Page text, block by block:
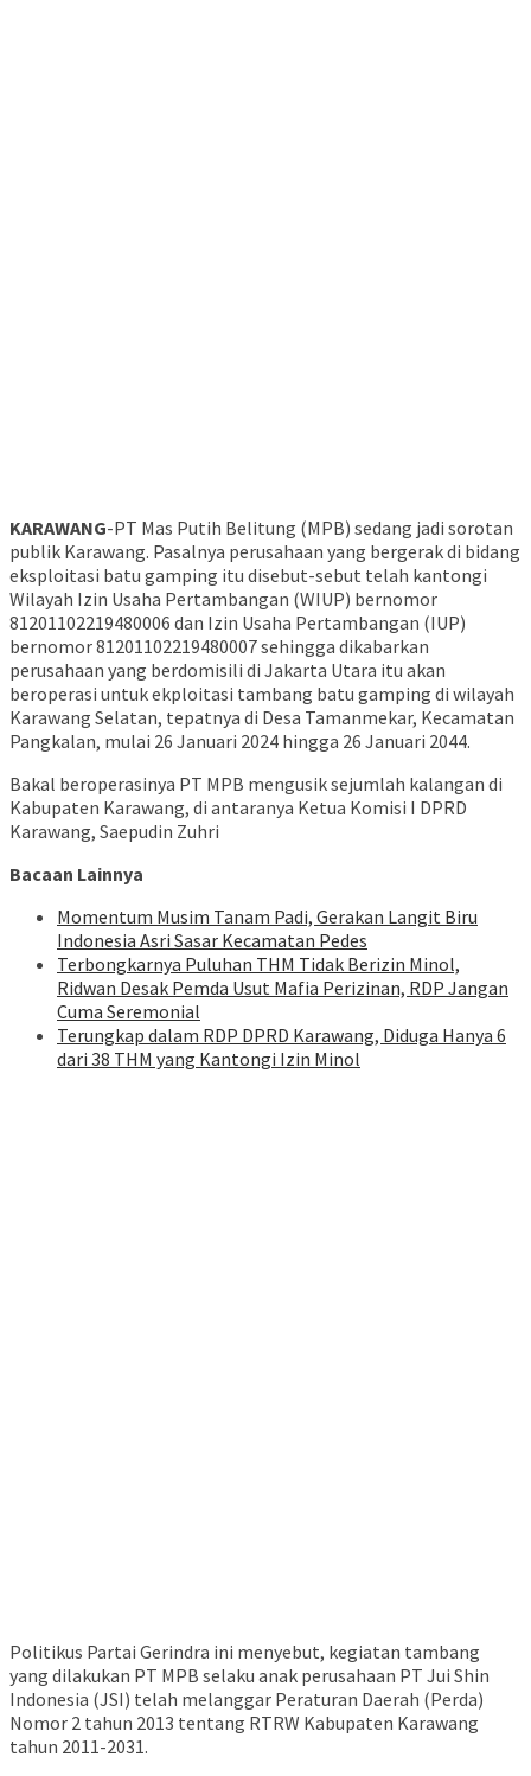
KARAWANG-PT Mas Putih Belitung (MPB) sedang jadi sorotan
publik Karawang. Pasalnya perusahaan yang bergerak di bidang
eksploitasi batu gamping itu disebut-sebut telah kantongi
Wilayah Izin Usaha Pertambangan (WIUP) bernomor
81201102219480006 dan Izin Usaha Pertambangan (IUP)
bernomor 81201102219480007 sehingga dikabarkan
perusahaan yang berdomisili di Jakarta Utara itu akan
beroperasi untuk ekploitasi tambang batu gamping di wilayah
Karawang Selatan, tepatnya di Desa Tamanmekar, Kecamatan
Pangkalan, mulai 26 Januari 2024 hingga 26 Januari 2044.
Bakal beroperasinya PT MPB mengusik sejumlah kalangan di
Kabupaten Karawang, di antaranya Ketua Komisi I DPRD
Karawang, Saepudin Zuhri
Bacaan Lainnya
Momentum Musim Tanam Padi, Gerakan Langit Biru
Indonesia Asri Sasar Kecamatan Pedes
Terbongkarnya Puluhan THM Tidak Berizin Minol,
Ridwan Desak Pemda Usut Mafia Perizinan, RDP Jangan
Cuma Seremonial
Terungkap dalam RDP DPRD Karawang, Diduga Hanya 6
dari 38 THM yang Kantongi Izin Minol
Politikus Partai Gerindra ini menyebut, kegiatan tambang
yang dilakukan PT MPB selaku anak perusahaan PT Jui Shin
Indonesia (JSI) telah melanggar Peraturan Daerah (Perda)
Nomor 2 tahun 2013 tentang RTRW Kabupaten Karawang
tahun 2011-2031.